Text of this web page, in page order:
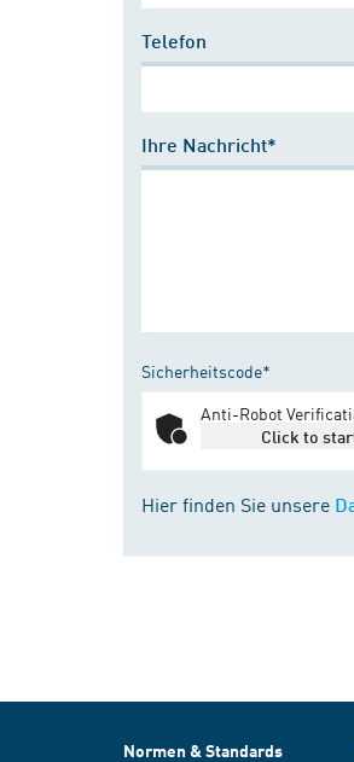
Telefon
Ihre Nachricht*
Sicherheitscode*
Anti-Robot
Click to
Hier finden Sie unsere
Normen & Standards